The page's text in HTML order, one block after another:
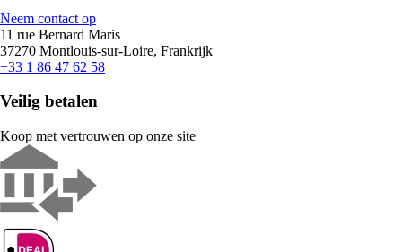
Neem contact op
11 rue Bernard Maris
37270 Montlouis-sur-Loire, Frankrijk
+33 1 86 47 62 58
Veilig betalen
Koop met vertrouwen op onze site